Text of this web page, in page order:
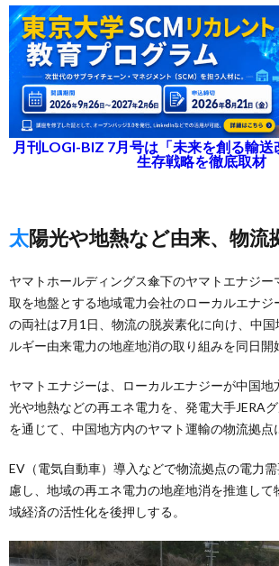
月刊LOGI-BIZ 7月号は「未来を創る輸送
生存戦略を徹底取材
太陽光や地熱など由来、物
ヤマトホールディングス傘下のヤマトエナジー
取を地盤とする地域電力会社のローカルエナジ
の両社は7月1日、物流の脱炭素化に向け、中
ルギー由来電力の地産地消の取り組みを同日開
ヤマトエナジーは、ローカルエナジーが中国地
光や地熱などの再エネ電力を、発電大手JERA
を通じて、中国地方内のヤマト運輸の物流拠点
EV（電気自動車）導入などで物流拠点の電力
慮し、地域の再エネ電力の地産地消を推進して
域経済の活性化を後押しする。